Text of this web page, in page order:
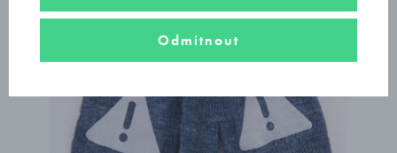
Odmítnout